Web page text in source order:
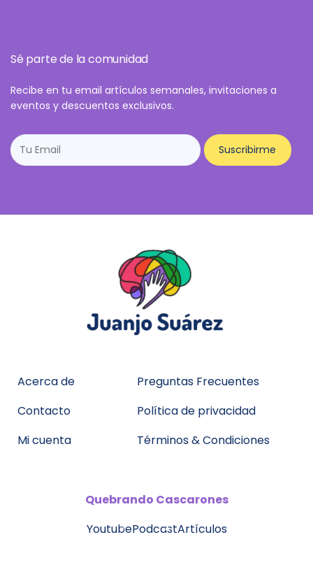
Sé parte de la comunidad
Recibe en tu email artículos semanales, invitaciones a
eventos y descuentos exclusivos.
Acerca de
Contacto
Mi cuenta
Preguntas Frecuentes
Política de privacidad
Términos & Condiciones
Quebrando Cascarones
YoutubePodcastArtículos